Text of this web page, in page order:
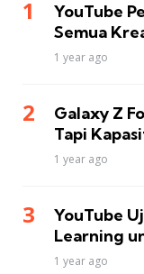
YouTube
Semua
1 year ago
Galaxy Z
Tapi
1 year ago
YouTube
Learning
1 year ago